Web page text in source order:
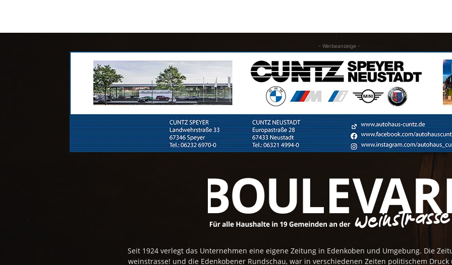
- Werbeanzeige -
Seit 1924 verlegt das Unternehmen eine eigene Zeitung in Edenkoben und Umgebung. Die
weinstrasse! und die Edenkobener Rundschau, war in verschiedenen Zeiten politischem